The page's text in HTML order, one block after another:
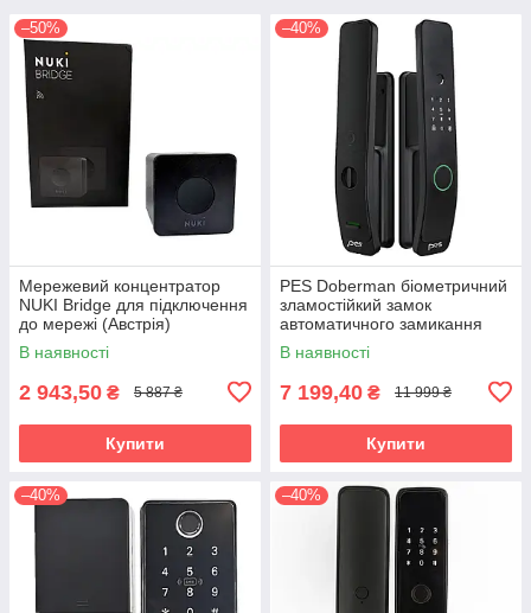
–50%
Мережевий концентратор
NUKI Bridge для підключення
до мережі (Австрія)
В наявності
2 943,50 ₴ 5 887 ₴
Купити
–40%
PES Doberman біометричний
зламостійкий замок
автоматичного замикання
В наявності
7 199,40 ₴ 11 999 ₴
Купити
–40% –40%